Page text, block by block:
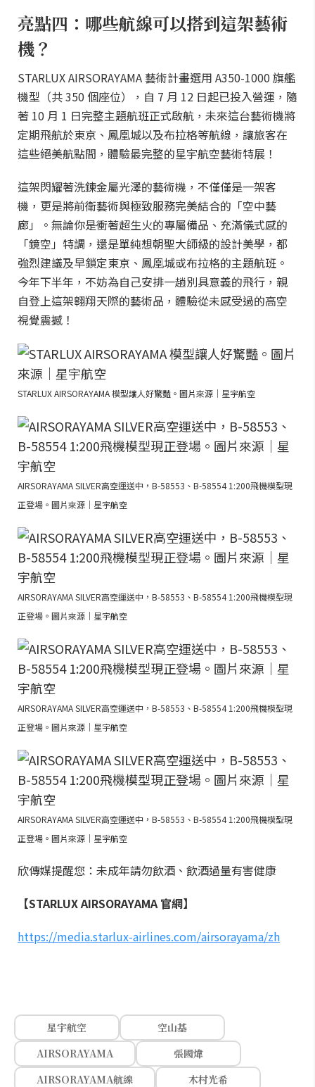
亮點四：哪些航線可以搭到這架藝術
機？
STARLUX AIRSORAYAMA 藝術計畫選用 A350-1000 旗艦
機型（共 350 個座位），自 7 月 12 日起已投入營運，隨
著 10 月 1 日完整主題航班正式啟航，未來這台藝術機將
定期飛航於東京、鳳凰城以及布拉格等航線，讓旅客在
這些絕美航點間，體驗最完整的星宇航空藝術特展！
這架閃耀著洗鍊金屬光澤的藝術機，不僅僅是一架客
機，更是將前衛藝術與極致服務完美結合的「空中藝
廊」。無論你是衝著超生火的專屬備品、充滿儀式感的
「鏡空」特調，還是單純想朝聖大師級的設計美學，都
強烈建議及早鎖定東京、鳳凰城或布拉格的主題航班。
今年下半年，不妨為自己安排一趟別具意義的飛行，親
自登上這架翱翔天際的藝術品，體驗從未感受過的高空
視覺震撼！
STARLUX AIRSORAYAMA 模型讓人好驚豔。圖片來源｜星宇航空
AIRSORAYAMA SILVER高空運送中，B-58553、B-58554 1:200飛機模型現
正登場。圖片來源｜星宇航空
AIRSORAYAMA SILVER高空運送中，B-58553、B-58554 1:200飛機模型現
正登場。圖片來源｜星宇航空
AIRSORAYAMA SILVER高空運送中，B-58553、B-58554 1:200飛機模型現
正登場。圖片來源｜星宇航空
AIRSORAYAMA SILVER高空運送中，B-58553、B-58554 1:200飛機模型現
正登場。圖片來源｜星宇航空
欣傳媒提醒您：未成年請勿飲酒、飲酒過量有害健康
【STARLUX AIRSORAYAMA 官網】
https://media.starlux-airlines.com/airsorayama/zh
星宇航空
空山基
AIRSORAYAMA
張國煒
AIRSORAYAMA航線
木村光希